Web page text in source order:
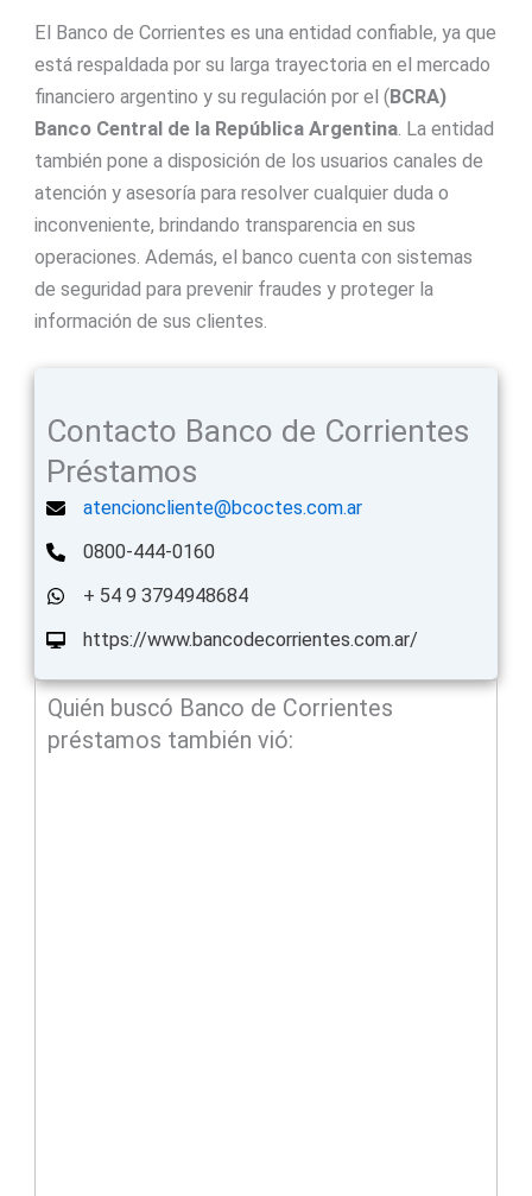
El Banco de Corrientes es una entidad confiable, ya que
está respaldada por su larga trayectoria en el mercado
financiero argentino y su regulación por el (BCRA)
Banco Central de la República Argentina. La entidad
también pone a disposición de los usuarios canales de
atención y asesoría para resolver cualquier duda o
inconveniente, brindando transparencia en sus
operaciones. Además, el banco cuenta con sistemas
de seguridad para prevenir fraudes y proteger la
información de sus clientes.
Contacto Banco de Corrientes
Préstamos
atencioncliente@bcoctes.com.ar
0800-444-0160
+ 54 9 3794948684
https://www.bancodecorrientes.com.ar/
Quién buscó Banco de Corrientes
préstamos también vió: